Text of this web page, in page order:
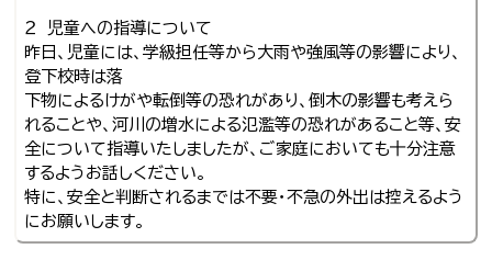
２ 児童への指導について
昨日、児童には、学級担任等から大雨や強風等の影響により、
登下校時は落
下物によるけがや転倒等の恐れがあり、倒木の影響も考えら
れることや、河川の増水による氾濫等の恐れがあること等、安
全について指導いたしましたが、ご家庭においても十分注意
するようお話しください。
特に、安全と判断されるまでは不要・不急の外出は控えるよう
にお願いします。